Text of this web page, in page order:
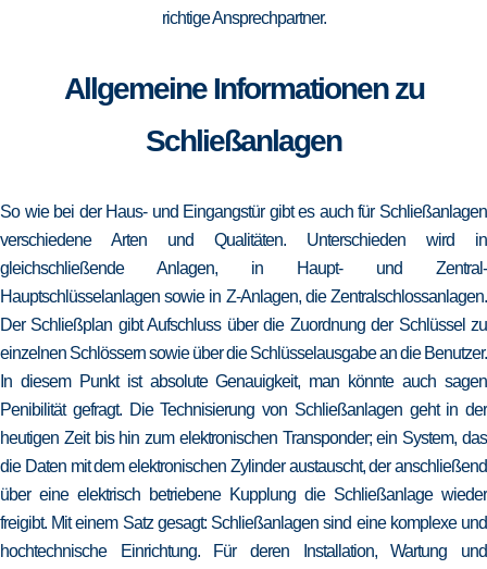
richtige Ansprechpartner.
Allgemeine Informationen zu
Schließanlagen
So wie bei der Haus- und Eingangstür gibt es auch für Schließanlagen
verschiedene Arten und Qualitäten. Unterschieden wird in
gleichschließende Anlagen, in Haupt- und Zentral-
Hauptschlüsselanlagen sowie in Z-Anlagen, die Zentralschlossanlagen.
Der Schließplan gibt Aufschluss über die Zuordnung der Schlüssel zu
einzelnen Schlössern sowie über die Schlüsselausgabe an die Benutzer.
In diesem Punkt ist absolute Genauigkeit, man könnte auch sagen
Penibilität gefragt. Die Technisierung von Schließanlagen geht in der
heutigen Zeit bis hin zum elektronischen Transponder; ein System, das
die Daten mit dem elektronischen Zylinder austauscht, der anschließend
über eine elektrisch betriebene Kupplung die Schließanlage wieder
freigibt. Mit einem Satz gesagt: Schließanlagen sind eine komplexe und
hochtechnische Einrichtung. Für deren Installation, Wartung und